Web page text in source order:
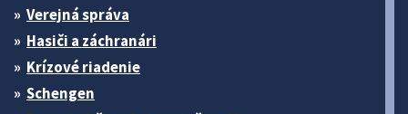
Verejná správa
Hasiči a záchranári
Krízové riadenie
Schengen